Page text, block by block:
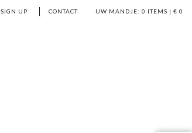
UW MANDJE: 0 ITEMS | € 0
SIGN UP CONTACT